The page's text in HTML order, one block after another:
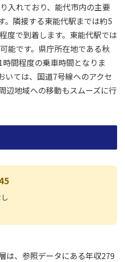
入れており、能代市内の主要
。隣接する東能代駅までは約5
度で到着します。東能代駅では
能です。県庁所在地である秋
間程度の乗車時間となりま
いては、国道7号線へのアクセ
辺地域への移動もスムーズに行
は、参照データにある年収279